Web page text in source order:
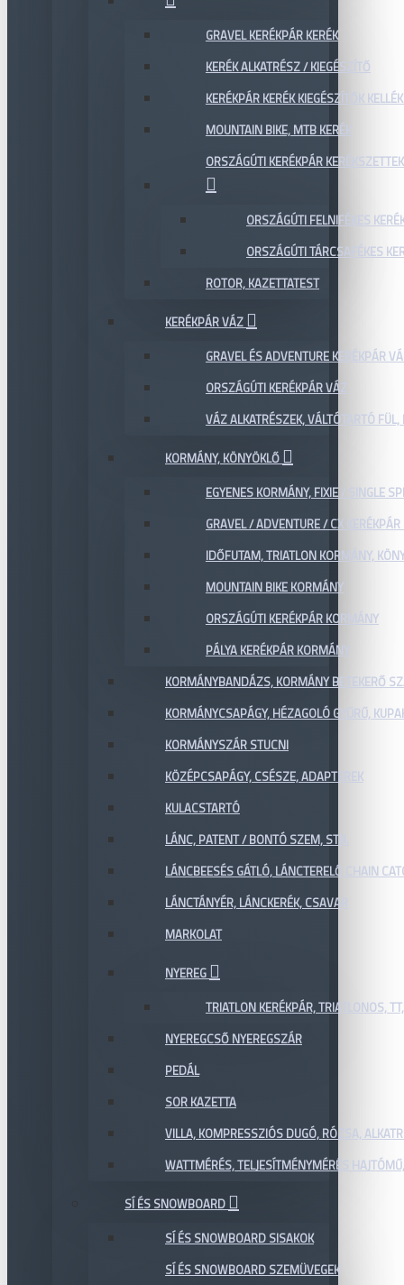
GRAVEL KERÉKPÁR KERÉK
KERÉK ALKATRÉSZ / KIEGÉSZÍTŐ
KERÉKPÁR KERÉK KIEGÉSZÍTŐK
MOUNTAIN BIKE, MTB KERÉK
ORSZÁGÚTI KERÉKPÁR KERÉKSZETTEK
ORSZÁGÚTI FELNIFÉKES
ORSZÁGÚTI TÁRCSAFÉKES
ROTOR, KAZETTATEST
KERÉKPÁR VÁZ
GRAVEL ÉS ADVENTURE KERÉKPÁR
ORSZÁGÚTI KERÉKPÁR VÁZ
VÁZ ALKATRÉSZEK, VÁLTÓTARTÓ FÜL,
KORMÁNY, KÖNYÖKLŐ
EGYENES KORMÁNY, FIXIE / SINGLE
GRAVEL / ADVENTURE / CX
IDŐFUTAM, TRIATLON KORMÁNY,
MOUNTAIN BIKE KORMÁNY
ORSZÁGÚTI KERÉKPÁR KORMÁNY
PÁLYA KERÉKPÁR KORMÁNY
KORMÁNYBANDÁZS, KORMÁNY BETEKERŐ
KORMÁNYCSAPÁGY, HÉZAGOLÓ GYŰRŰ,
KORMÁNYSZÁR STUCNI
KÖZÉPCSAPÁGY, CSÉSZE, ADAPTEREK
KULACSTARTÓ
LÁNC, PATENT / BONTÓ SZEM, STB.
LÁNCBEESÉS GÁTLÓ, LÁNCTERELŐ CHAIN
LÁNCTÁNYÉR, LÁNCKERÉK, CSAVAR
MARKOLAT
NYEREG
TRIATLON KERÉKPÁR, TRIATLONOS,
NYEREGCSŐ NYEREGSZÁR
PEDÁL
SOR KAZETTA
VILLA, KOMPRESSZIÓS DUGÓ, RÓZSA,
WATTMÉRÉS, TELJESÍTMÉNYMÉRÉS
SÍ ÉS SNOWBOARD
SÍ ÉS SNOWBOARD SISAKOK
SÍ ÉS SNOWBOARD SZEMÜVEGEK